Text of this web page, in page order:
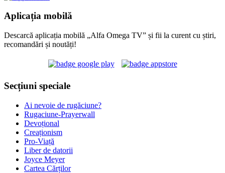
Aplicația mobilă
Descarcă aplicația mobilă „Alfa Omega TV” și fii la curent cu știri,
recomandări și noutăți!
Secțiuni speciale
Ai nevoie de rugăciune?
Rugaciune-Prayerwall
Devoțional
Creaționism
Pro-Viață
Liber de datorii
Joyce Meyer
Cartea Cărților